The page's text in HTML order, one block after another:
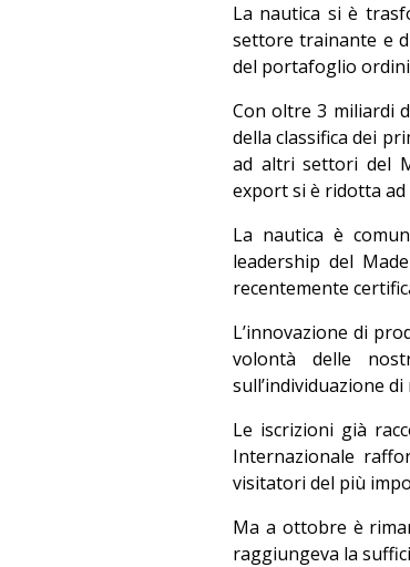
La nautica si è
settore trainante e
del portafoglio
Con oltre 3 miliardi
della classifica dei
ad altri settori del
export si è ridotta ad
La nautica è
leadership del
recentemente
L’innovazione di
volontà delle
sull’individuazione
Le iscrizioni già
Internazionale
visitatori del più
Ma a ottobre è
raggiungeva la